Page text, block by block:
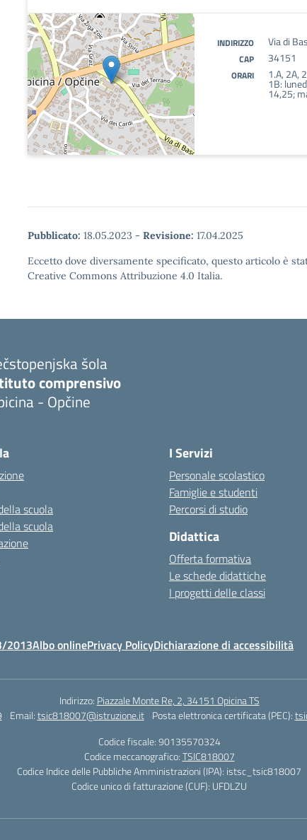
INDIRIZZO Via di
CAP 34151
ORARI 1.A, 2A,
1B:
14,25;
Pubblicato: 18.05.2023 - Revisione: 17.04.2025
Eccetto dove diversamente specificato, questo articolo è
Creative Commons Attribuzione 4.0 Italia.
šola
comprensivo
- Opčine
scuola
scuola
I Servizi
Personale scolastico
Famiglie e studenti
Percorsi di studio
Didattica
Offerta formativa
Le schede didattiche
I progetti delle classi
2013Albo onlinePrivacy PolicyDichiarazione di accessibilità
Indirizzo: Piazzale Monte Re, 2, 34151 Opicina TS
Email:tsic818007@istruzione.it Posta elettronica certificata (PEC):
Codice fiscale: 90135570324
Codice meccanografico:TSIC818007
Codice Indice delle Pubbliche Amministrazioni (IPA): istsc_tsic818007
Codice unico di fatturazione (CUF): UFDLZU